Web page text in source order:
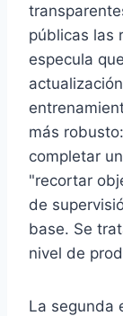
públicas las
especula
más
completar
"recortar
de
base. Se
nivel de
La segunda